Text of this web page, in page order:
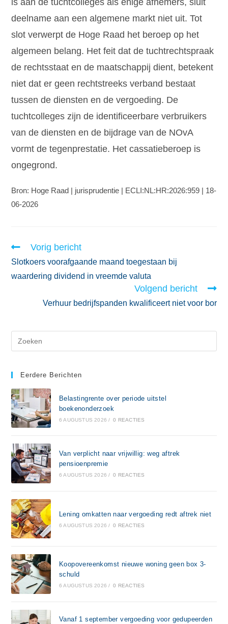
is aan de tuchtcolleges als enige afnemers, sluit
deelname aan een algemene markt niet uit. Tot
slot verwerpt de Hoge Raad het beroep op het
algemeen belang. Het feit dat de tuchtrechtspraak
de rechtsstaat en de maatschappij dient, betekent
niet dat er geen rechtstreeks verband bestaat
tussen de diensten en de vergoeding. De
tuchtcolleges zijn de identificeerbare verbruikers
van de diensten en de bijdrage van de NOvA
vormt de tegenprestatie. Het cassatieberoep is
ongegrond.
Bron: Hoge Raad | jurisprudentie | ECLI:NL:HR:2026:959 | 18-
06-2026
Vorig bericht
Slotkoers voorafgaande maand toegestaan bij
waardering dividend in vreemde valuta
Volgend bericht
Verhuur bedrijfspanden kwalificeert niet voor bor
Eerdere Berichten
Belastingrente over periode uitstel
boekenonderzoek
6 AUGUSTUS 2026 / 0 REACTIES
Van verplicht naar vrijwillig: weg aftrek
pensioenpremie
6 AUGUSTUS 2026 / 0 REACTIES
Lening omkatten naar vergoeding redt aftrek niet
6 AUGUSTUS 2026 / 0 REACTIES
Koopovereenkomst nieuwe woning geen box 3-
schuld
6 AUGUSTUS 2026 / 0 REACTIES
Vanaf 1 september vergoeding voor gedupeerden